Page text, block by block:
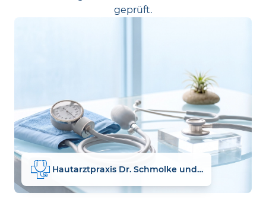
geprüft.
Hautarztpraxis Dr. Schmolke und Partner